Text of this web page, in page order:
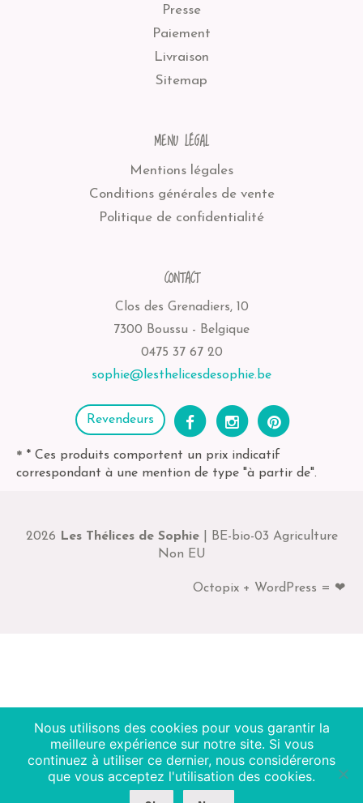
Presse
Paiement
Livraison
Sitemap
MENU LÉGAL
Mentions légales
Conditions générales de vente
Politique de confidentialité
CONTACT
Clos des Grenadiers, 10
7300 Boussu - Belgique
0475 37 67 20
sophie@lesthelicesdesophie.be
Revendeurs
* * Ces produits comportent un prix indicatif
correspondant à une mention de type "à partir de".
2026 Les Thélices de Sophie| BE-bio-03 Agriculture
Non EU
Octopix + WordPress = ❤
Nous utilisons des cookies pour vous garantir la
meilleure expérience sur notre site. Si vous
continuez à utiliser ce dernier, nous considérerons
que vous acceptez l'utilisation des cookies.